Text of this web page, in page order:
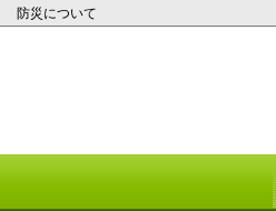
防災について